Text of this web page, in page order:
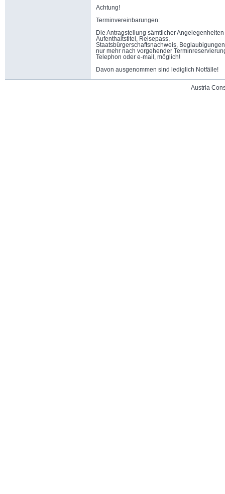
Achtung!
Terminvereinbarungen:
Die Antragstellung sämtlicher
Aufenthaltstitel, Reisepass,
Staatsbürgerschaftsnachweis,
nur mehr nach vorgehender
Telephon oder e-mail, möglich!
Davon ausgenommen sind lediglich Notfälle!
Austria